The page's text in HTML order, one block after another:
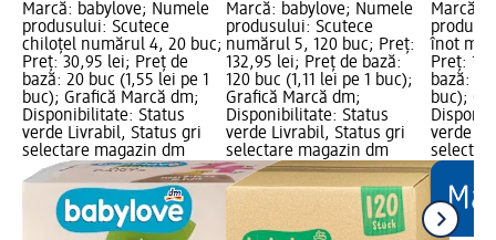
Marcă: babylove; Numele
produsului: Scutece
chiloțel numărul 4, 20 buc;
Preț: 30,95 lei; Preț de
bază: 20 buc (1,55 lei pe 1
buc); Grafică Marcă dm;
Disponibilitate: Status
verde Livrabil, Status gri
selectare magazin dm
Marcă: babylove; Numele
produsului: Scutece
numărul 5, 120 buc; Preț:
132,95 lei; Preț de bază:
120 buc (1,11 lei pe 1 buc);
Grafică Marcă dm;
Disponibilitate: Status
verde Livrabil, Status gri
selectare magazin dm
Marcă:
înot
Preț:
bază: 12
buc);
verde